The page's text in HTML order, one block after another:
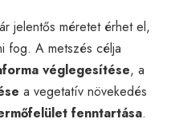
jelentős méretet érhet el,
fog. A metszés célja
véglegesítése, a
a vegetatív növekedés
fenntartása.